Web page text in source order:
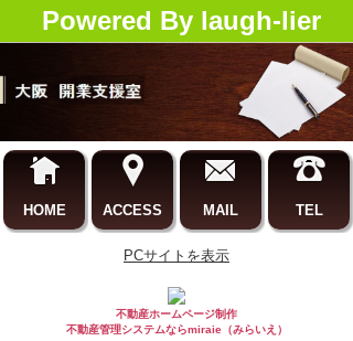
Powered By laugh-lier
HOME ACCESS MAIL TEL
PCサイトを表示
不動産ホームページ制作
不動産管理システムならmiraie（みらいえ）